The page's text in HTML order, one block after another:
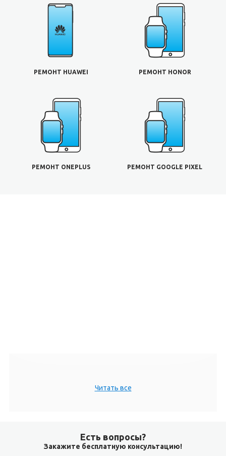
РЕМОНТ HUAWEI РЕМОНТ HONOR
РЕМОНТ ONEPLUS РЕМОНТ GOOGLE PIXEL
Читать все
Есть вопросы?
Закажите бесплатную консультацию!